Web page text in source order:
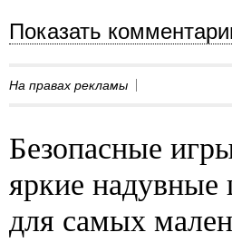
Показать
На правах рекламы
Безопасные
яркие
для самых